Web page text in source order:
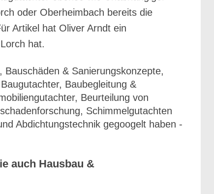
oder Oberheimbach bereits die
Artikel hat Oliver Arndt ein
hat.
& Sanierungskonzepte,
Baubegleitung &
Beurteilung von
Schimmelgutachten
Abdichtungstechnik gegoogelt haben -
auch Hausbau &